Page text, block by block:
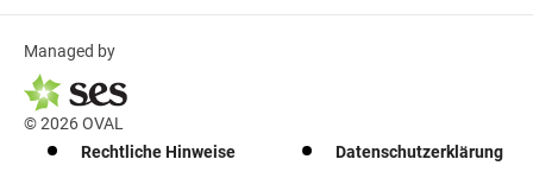
Managed by
© 2026 OVAL
Rechtliche Hinweise
Datenschutzerklärung